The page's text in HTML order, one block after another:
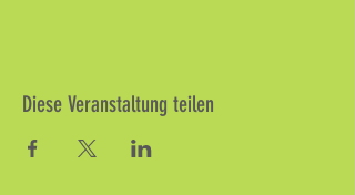
Diese Veranstaltung teilen